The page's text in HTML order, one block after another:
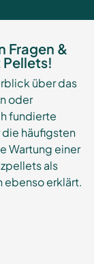
Fragen &
über das
oder
fundierte
die häufigsten
Wartung einer
als
erklärt.